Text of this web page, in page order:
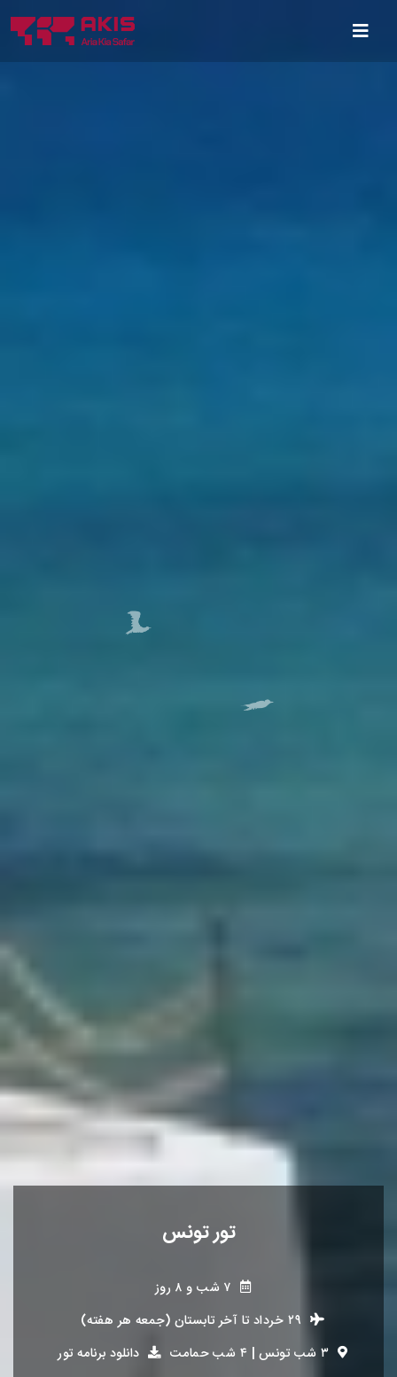
تور تونس
۷ شب و ۸ روز
۲۹ خرداد
تا آخر تابستان (جمعه هر هفته)
۳ شب تونس | ۴ شب حمامت
دانلود برنامه تور